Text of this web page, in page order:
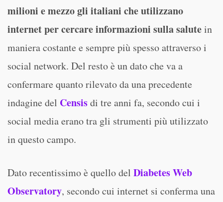
milioni e mezzo gli italiani che utilizzano
internet per cercare informazioni sulla salutein
maniera costante e sempre più spesso attraverso i
social network. Del resto è un dato che va a
confermare quanto rilevato da una precedente
indagine del Censisdi tre anni fa, secondo cui i
social media erano tra gli strumenti più utilizzato
in questo campo.
Dato recentissimo è quello del Diabetes Web
Observatory, secondo cui internet si conferma una